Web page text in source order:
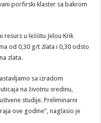
porfirski klaster sa bakrom
u ležištu Jelou Krik
od 0,30 g/t zlata i 0,30 odsto
zlata.
sa izradom
na životnu sredinu,
studije. Preliminarni
ove godine”, naglasio je